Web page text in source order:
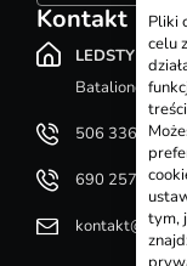
Kontakt
LEDSTYL.pl
Batalionów
506 336 320
690 257 092
Pliki
celu
tym,